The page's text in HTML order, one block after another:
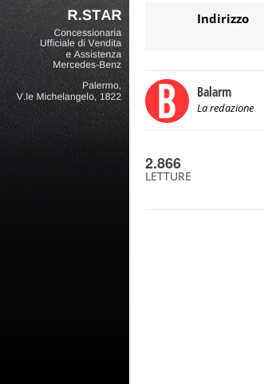
Indirizzo
Balarm
La redazione
2.866
LETTURE